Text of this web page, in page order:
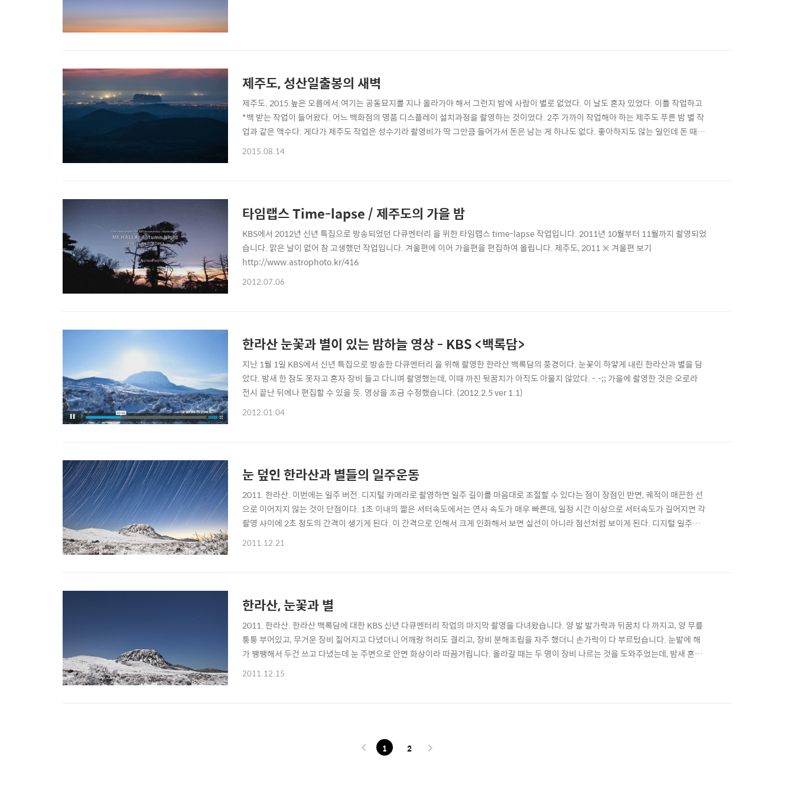
제주도, 성산일출봉의 새벽
제주도. 2015.높은 오름에서.여기는 공동묘지를 지나 올라가야 해서 그런지 밤에 사람이 별로 없었다. 이 날도 혼자 있었다. 이틀 작업하고
*백 받는 작업이 들어왔다. 어느 백화점의 명품 디스플레이 설치과정을 촬영하는 것이었다. 2주 가까이 작업해야 하는 제주도 푸른 밤 별 작
업과 같은 액수다. 게다가 제주도 작업은 성수기라 촬영비가 딱 그만큼 들어가서 돈은 남는 게 하나도 없다. 좋아하지도 않는 일인데 돈 때문
에 인생을 소비하는 것이 싫어서 회사 그만두고 나와서 사진을 선택했다. 그런데, 어느 날 보니 돈 때문에 내가 좋아하지도 않는 것을 찍고 있
2015.08.14
타임랩스 Time-lapse / 제주도의 가을 밤
KBS에서 2012년 신년 특집으로 방송되었던 다큐멘터리 을 위한 타임랩스 time-lapse 작업입니다. 2011년 10월부터 11월까지 촬영되었
습니다. 맑은 날이 없어 참 고생했던 작업입니다. 겨울편에 이어 가을편을 편집하여 올립니다. 제주도, 2011 ※ 겨울편 보기
http://www.astrophoto.kr/416
2012.07.06
한라산 눈꽃과 별이 있는 밤하늘 영상 - KBS <백록담>
지난 1월 1일 KBS에서 신년 특집으로 방송한 다큐멘터리 을 위해 촬영한 한라산 백록담의 풍경이다. 눈꽃이 하얗게 내린 한라산과 별을 담
았다. 밤새 한 잠도 못자고 혼자 장비 들고 다니며 촬영했는데, 이때 까진 뒷꿈치가 아직도 아물지 않았다. -.-;; 가을에 촬영한 것은 오로라
전시 끝난 뒤에나 편집할 수 있을 듯. 영상을 조금 수정했습니다. (2012.2.5 ver 1.1)
2012.01.04
눈 덮인 한라산과 별들의 일주운동
2011. 한라산. 이번에는 일주 버전. 디지털 카메라로 촬영하면 일주 길이를 마음대로 조절할 수 있다는 점이 장점인 반면, 궤적이 매끈한 선
으로 이어지지 않는 것이 단점이다. 1초 이내의 짧은 셔터속도에서는 연사 속도가 매우 빠른데, 일정 시간 이상으로 셔터속도가 길어지면 각
촬영 사이에 2초 정도의 간격이 생기게 된다. 이 간격으로 인해서 크게 인화해서 보면 실선이 아니라 점선처럼 보이게 된다. 디지털 일주사
진의 치명적인 단점이다.
2011.12.21
한라산, 눈꽃과 별
2011. 한라산. 한라산 백록담에 대한 KBS 신년 다큐멘터리 작업의 마지막 촬영을 다녀왔습니다. 양 발 발가락과 뒤꿈치 다 까지고, 양 무릎
퉁퉁 부어있고, 무거운 장비 짊어지고 다녔더니 어깨랑 허리도 결리고, 장비 분해조립을 자주 했더니 손가락이 다 부르텄습니다. 눈밭에 해
가 쨍쨍해서 두건 쓰고 다녔는데 눈 주변으로 안면 화상이라 따끔거립니다. 올라갈 때는 두 명이 장비 나르는 것을 도와주었는데, 밤새 혼자
들고 다녀야 했으니 이만저만 고생이 아니었지요. 여름에도 전기 들어오는 매트에 겨울 이불 덮고 자는 사람이 추운 곳에서 밤새 작업하는
2011.12.15
1 2